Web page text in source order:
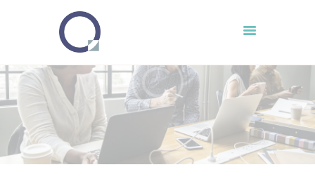
Inicio
Compañia
Servicios
Clientes